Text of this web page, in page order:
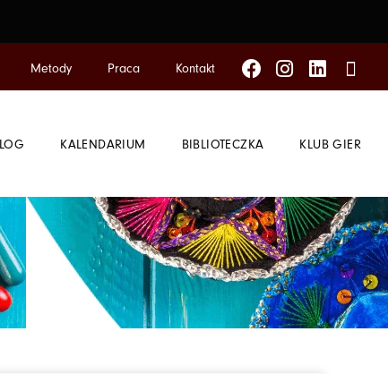
Metody Praca Kontakt Facebook
Instagram
Linkedin
KALENDARIUM BIBLIOTECZKA KLUB GIER